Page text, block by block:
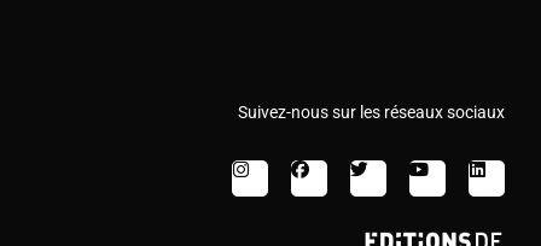
Suivez-nous sur les réseaux sociaux